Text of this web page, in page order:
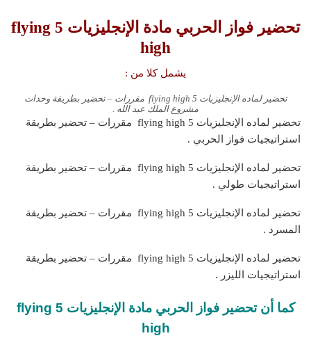
تحضير فواز الحربي مادة الإنجليزيات 5 flying
high
يشمل كلا من :
تحضير لماده الإنجليزيات 5 flying high مقررات – تحضير بطريقة وحدات
مشروع الملك عبد الله .
تحضير لماده الإنجليزيات 5 flying high مقررات – تحضير بطريقة
استراتيجيات فواز الحربي .
تحضير لماده الإنجليزيات 5 flying high مقررات – تحضير بطريقة
استراتيجيات طولي .
تحضير لماده الإنجليزيات 5 flying high مقررات – تحضير بطريقة
المسرد .
تحضير لماده الإنجليزيات 5 flying high مقررات – تحضير بطريقة
استراتيجيات الليزر .
كما أن تحضير فواز الحربي مادة الإنجليزيات 5 flying
high